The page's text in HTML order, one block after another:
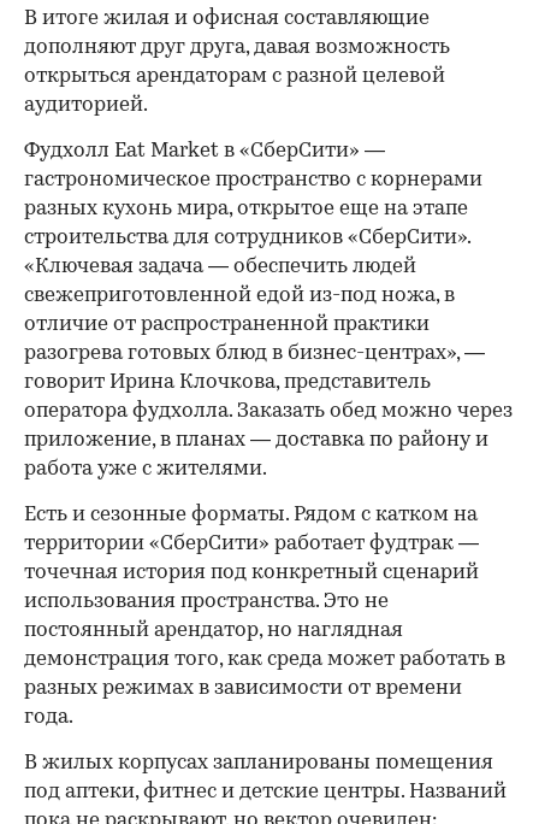
В итоге жилая и офисная составляющие
дополняют друг друга, давая возможность
открыться арендаторам с разной целевой
аудиторией.
Фудхолл Eat Market в «СберСити» —
гастрономическое пространство с корнерами
разных кухонь мира, открытое еще на этапе
строительства для сотрудников «СберСити».
«Ключевая задача — обеспечить людей
свежеприготовленной едой из-под ножа, в
отличие от распространенной практики
разогрева готовых блюд в бизнес-центрах», —
говорит Ирина Клочкова, представитель
оператора фудхолла. Заказать обед можно через
приложение, в планах — доставка по району и
работа уже с жителями.
Есть и сезонные форматы. Рядом с катком на
территории «СберСити» работает фудтрак —
точечная история под конкретный сценарий
использования пространства. Это не
постоянный арендатор, но наглядная
демонстрация того, как среда может работать в
разных режимах в зависимости от времени
года.
В жилых корпусах запланированы помещения
под аптеки, фитнес и детские центры. Названий